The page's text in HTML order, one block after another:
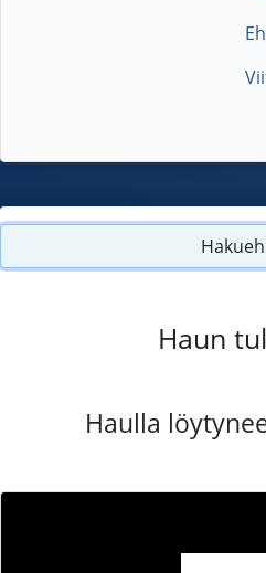
Haun
Haulla